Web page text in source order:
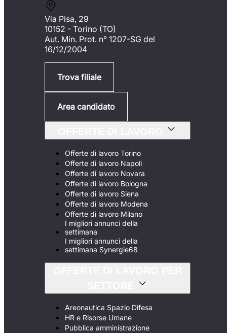
Via Pisa, 29
10152 - Torino (TO)
Aut. Min. Prot. n° 1207-SG del
16/12/2004
Trova filiale
Area candidato
Offerte di lavoro Torino
Offerte di lavoro Napoli
Offerte di lavoro Novara
Offerte di lavoro Bologna
Offerte di lavoro Siena
Offerte di lavoro Modena
Offerte di lavoro Milano
I migliori annunci della
settimana
I migliori annunci della
settimana Synergie68
Areonautica Spazio Difesa
HR e Risorse Umane
Pubblica amministrazione